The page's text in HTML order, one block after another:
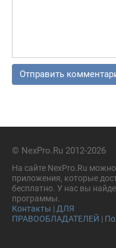
© NexPro.Ru 2012-2026
На сайте NexPro.Ru
приложения, которые
бесплатно. У нас вы
программы.
Контакты | ДЛЯ
ПРАВООБЛАДАТЕЛЕЙ |